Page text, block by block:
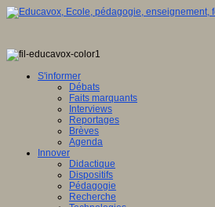
S'informer
Débats
Faits marquants
Interviews
Reportages
Brèves
Agenda
Innover
Didactique
Dispositifs
Pédagogie
Recherche